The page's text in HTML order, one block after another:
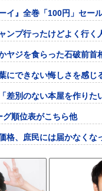
イ』全巻「100円」セー
ンプ行ったけどよく行く
ヤジを食らった石破前首
にできない悔しさを感じ
差別のない本屋を作りた
順位表がこちら他
格、庶民には届かなくな